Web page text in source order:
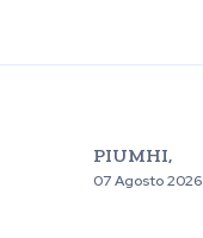
PIUMHI,
07 Agosto 2026